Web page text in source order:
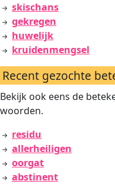
skischans
gekregen
huwelijk
kruidenmengsel
Recent gezochte
Bekijk ook eens de
woorden.
residu
allerheiligen
oorgat
abstinent